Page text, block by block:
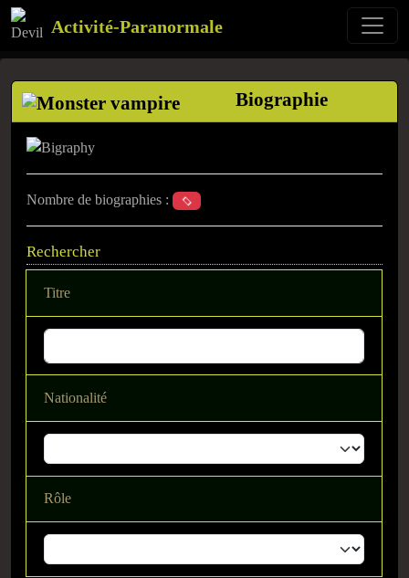
Activité-Paranormale
Biographie
Nombre de biographies :
Rechercher
Titre
Nationalité
Rôle